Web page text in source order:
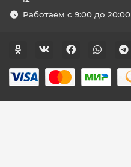
Работаем с 9:00 до 20:00